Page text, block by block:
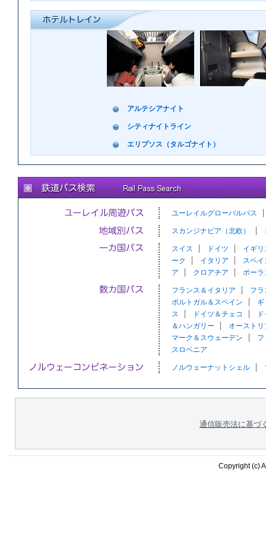
アルテシアナイト
シティナイトライン
エリプソス（タルゴナイト）
ユーレイルグローバルパス
スカンジナビア（北欧）
スイス ドイツ
イギ
ーク
イタリア
スペイ
ア
クロアチア ポーラ
フランス＆イタリア
フ
ポルトガル＆スペイン
ギ
ス
ドイツ＆チェコ
＆ハンガリー
オースト
マーク＆スウェーデン
スロベニア
ノルウェーナットシェル
通信販売法に基づ
Copyright (c)